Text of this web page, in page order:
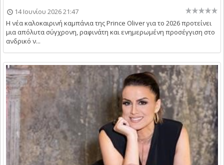
14 Ιουνίου 2026 21:47
Η νέα καλοκαιρινή καμπάνια της Prince Oliver για το 2026 προτείνει
μια απόλυτα σύγχρονη, ραφινάτη και ενημερωμένη προσέγγιση στο
ανδρικό ν...